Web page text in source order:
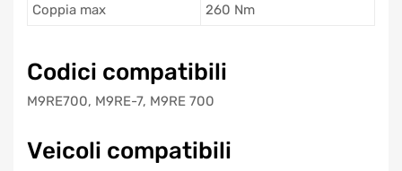
Coppia max
260 Nm
Codici compatibili
M9RE700, M9RE-7, M9RE 700
Veicoli compatibili